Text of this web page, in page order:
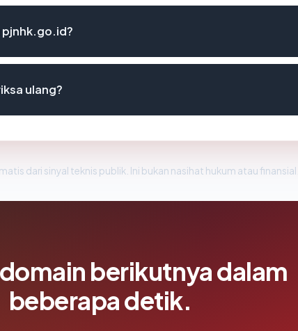
ulang?
dari sinyal teknis publik. Ini bukan nasihat hukum atau finansial.
berikutnya dalam
beberapa detik.